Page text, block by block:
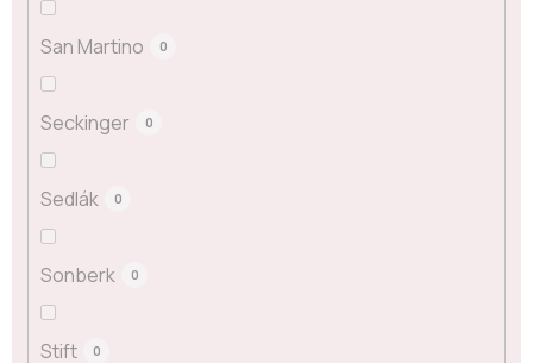
San Martino 0
Seckinger 0
Sedlák 0
Sonberk 0
Stift 0